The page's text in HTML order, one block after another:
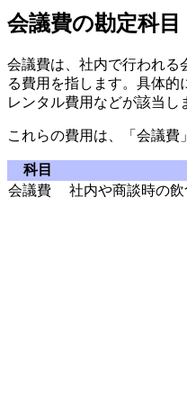
会議費の勘定科目
会議費は、社内で行われる
る費用を指します。具体
レンタル費用などが該当し
これらの費用は、「会議費
科目
会議費
社内や商談時の